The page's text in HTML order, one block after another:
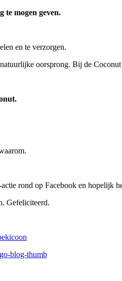
te mogen geven.
en te verzorgen.
oorsprong. Bij de
rond op Facebook en hopelijk
Gefeliciteerd.